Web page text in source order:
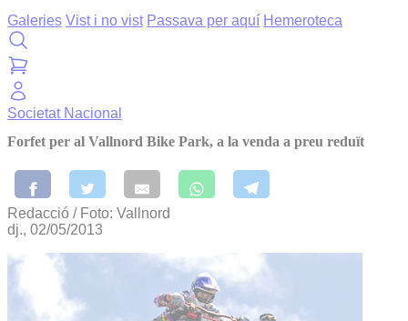
Galeries Vist i no vist Passava per aquí Hemeroteca
Societat Nacional
Forfet per al Vallnord Bike Park, a la venda a preu reduït
Redacció / Foto: Vallnord
dj., 02/05/2013